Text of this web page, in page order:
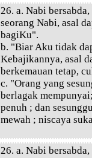
26. a. Nabi
seorang Nabi, asal
bagiKu".
b. "Biar Aku tidak
Kebajikannya, asal
berkemauan tetap,
c. "Orang yang
berlagak
penuh ; dan
mewah ; niscaya
26. a. Nabi